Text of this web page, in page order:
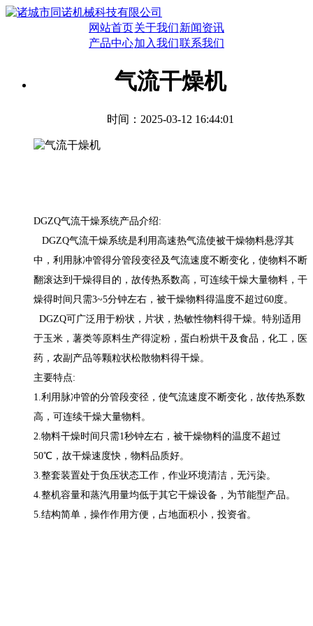
网站首页关于我们新闻资讯
产品中心加入我们联系我们
气流干燥机
时间：2025-03-12 16:44:01
DGZQ气流干燥系统产品介绍:
DGZQ气流干燥系统是利用高速热气流使被干燥物料悬浮其
中，利用脉冲管得分管段变径及气流速度不断变化，使物料不断
翻滚达到干燥得目的，故传热系数高，可连续干燥大量物料，干
燥得时间只需3~5分钟左右，被干燥物料得温度不超过60度。
DGZQ可广泛用于粉状，片状，热敏性物料得干燥。特别适用
于玉米，薯类等原料生产得淀粉，蛋白粉烘干及食品，化工，医
药，农副产品等颗粒状松散物料得干燥。
主要特点:
1.利用脉冲管的分管段变径，使气流速度不断变化，故传热系数
高，可连续干燥大量物料。
2.物料干燥时间只需1秒钟左右，被干燥物料的温度不超过
50℃，故干燥速度快，物料品质好。
3.整套装置处于负压状态工作，作业环境清洁，无污染。
4.整机容量和蒸汽用量均低于其它干燥设备，为节能型产品。
5.结构简单，操作作用方便，占地面积小，投资省。